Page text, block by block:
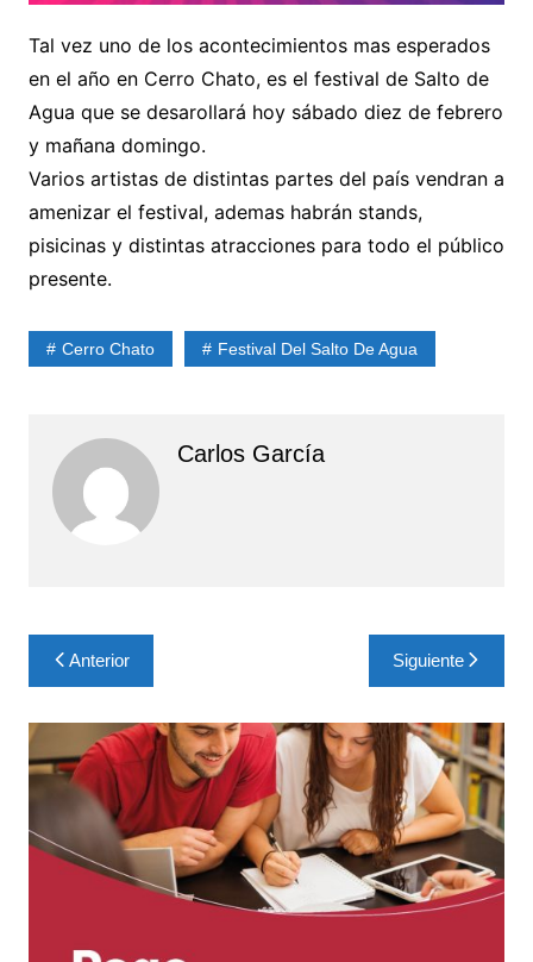
Tal vez uno de los acontecimientos mas esperados
en el año en Cerro Chato, es el festival de Salto de
Agua que se desarollará hoy sábado diez de febrero
y mañana domingo.
Varios artistas de distintas partes del país vendran a
amenizar el festival, ademas habrán stands,
pisicinas y distintas atracciones para todo el público
presente.
Cerro Chato Festival Del Salto De Agua
Carlos García
Navegación
de
entradas
Anterior Siguiente